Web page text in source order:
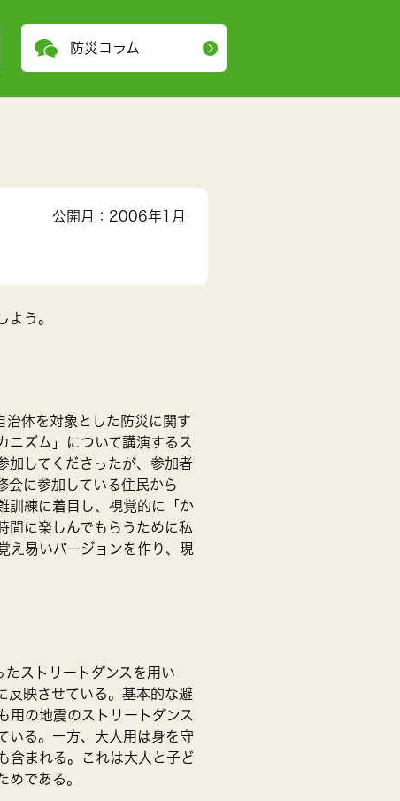
防災コラム
公開月：2006年1月
よう。
体を対象とした防災に関す
ニズム」について講演するス
加してくださったが、参加者
会に参加している住民から
訓練に着目し、視覚的に「か
間に楽しんでもらうために私
え易いバージョンを作り、現
たストリートダンスを用い
反映させている。基本的な避
用の地震のストリートダンス
いる。一方、大人用は身を守
含まれる。これは大人と子ど
である。